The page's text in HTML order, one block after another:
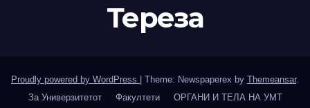
Тереза
Proudly powered by WordPress Theme: Newspaperex by Themeansar.
За Универзитетот
Факултети ОРГАНИ И ТЕЛА НА УМТ